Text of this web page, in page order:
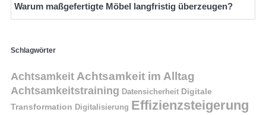
Warum maßgefertigte Möbel langfristig überzeugen?
Schlagwörter
Achtsamkeit Achtsamkeit im Alltag
Achtsamkeitstraining Datensicherheit Digitale
Transformation Digitalisierung Effizienzsteigerung